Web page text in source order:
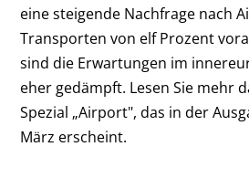
eine steigende Nachfrage nach
Transporten von elf Prozent
sind die Erwartungen im
eher gedämpft. Lesen Sie mehr
Spezial „Airport", das in der
März erscheint.